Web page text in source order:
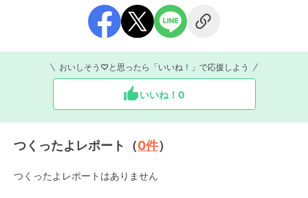
おいしそう♡と思ったら「いいね！」で応援しよう
いいね！ 0
つくったよレポート（0件）
つくったよレポートはありません